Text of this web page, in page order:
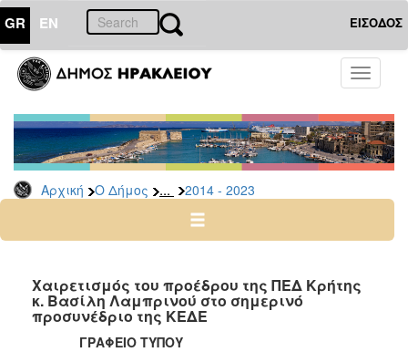
GR EN ΕΙΣΟΔΟΣ
Toggle
Αρχική Ο Δήμος ... 2014 - 2023
ΔΗΜΟΣ
Δήμαρχος
Ομιλίες
-
Χαιρετισμοί
-
-
2014
-
Χαιρετισμός του προέδρου της ΠΕΔ Κρήτης
κ. Βασίλη Λαμπρινού στο σημερινό
προσυνέδριο της ΚΕΔΕ
ΓΡΑΦΕΙΟ ΤΥΠΟΥ